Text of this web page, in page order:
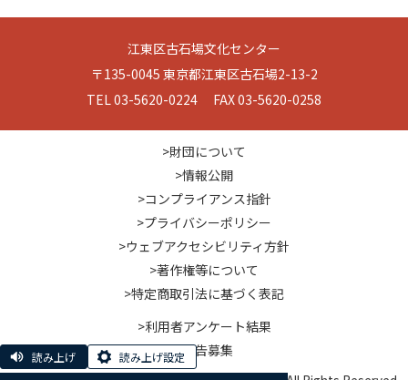
読み上げ 読み上げ設定
江東区古石場文化センター
〒135-0045 東京都江東区古石場2-13-2
TEL 03-5620-0224 FAX 03-5620-0258
>財団について
>情報公開
>コンプライアンス指針
>プライバシーポリシー
>ウェブアクセシビリティ方針
>著作権等について
>特定商取引法に基づく表記
>利用者アンケート結果
>広告募集